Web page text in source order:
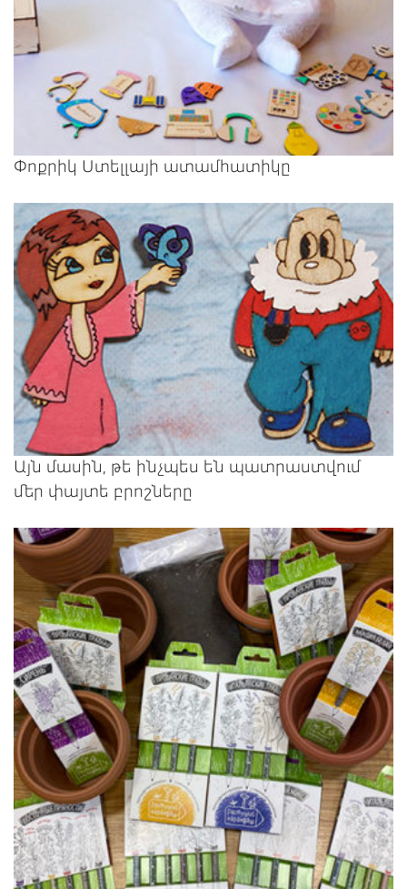
Փոքրիկ Ստելլայի ատամհատիկը
Այն մասին, թե ինչպես են պատրաստվում
մեր փայտե բրոշները